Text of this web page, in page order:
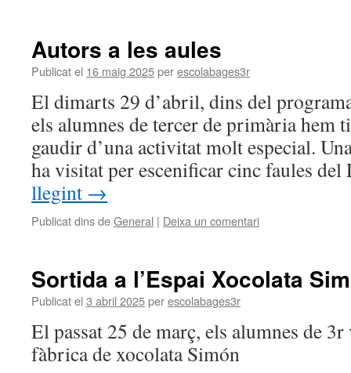
Autors a les aules
Publicat el 16 maig 2025perescolabages3r
El dimarts 29 d’abril, dins del
els alumnes de tercer de primària hem
gaudir d’una activitat molt especial.
ha visitat per escenificar cinc faules
llegint →
Publicat dins deGeneral | Deixa un comentari
Sortida a l’Espai Xocolata
Publicat el 3 abril 2025perescolabages3r
El passat 25 de març, els alumnes de
fàbrica de xocolata Simón